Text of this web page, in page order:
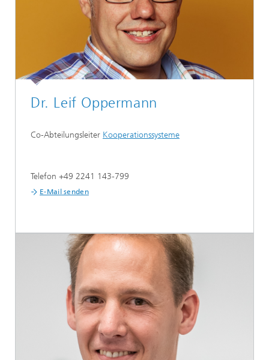
Dr. Leif Oppermann
Co-Abteilungsleiter Kooperationssysteme
Telefon +49 2241 143-799
E-Mail senden